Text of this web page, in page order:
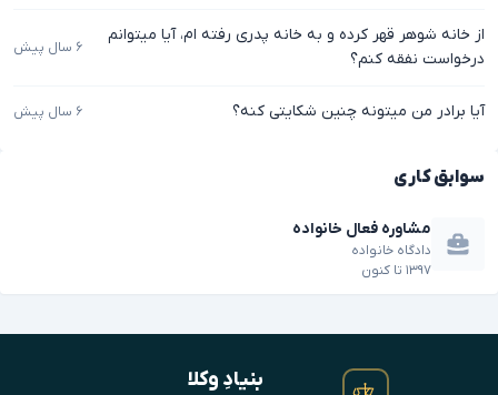
از خانه شوهر قهر کرده و به خانه پدری رفته ام، آیا میتوانم
درخواست نفقه کنم؟
۶ سال پیش
آیا برادر من میتونه چنین شکایتی کنه؟ ۶ سال پیش
سوابق کاری
مشاوره فعال خانواده
دادگاه خانواده
۱۳۹۷ تا کنون
بنیادِ وکلا